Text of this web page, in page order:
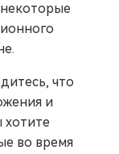
что
и
хотите
во время